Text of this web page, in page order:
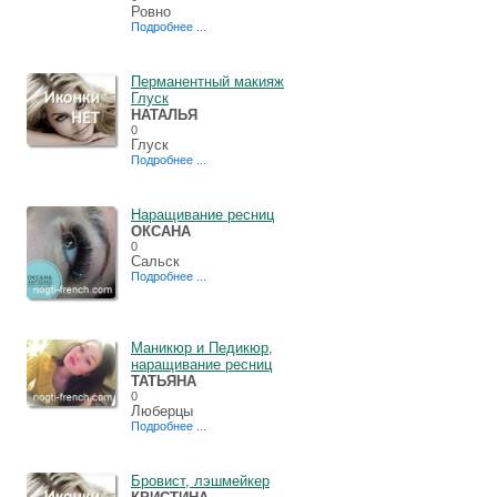
Ровно
Подробнее ...
Перманентный макияж
Глуск
НАТАЛЬЯ
0
Глуск
Подробнее ...
Наращивание ресниц
ОКСАНА
0
Сальск
Подробнее ...
Маникюр и Педикюр,
наращивание ресниц
ТАТЬЯНА
0
Люберцы
Подробнее ...
Бровист, лэшмейкер